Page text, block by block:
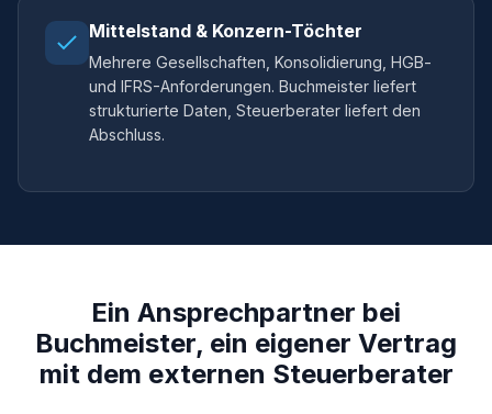
Mittelstand & Konzern-Töchter
Mehrere Gesellschaften, Konsolidierung, HGB-
und IFRS-Anforderungen. Buchmeister liefert
strukturierte Daten, Steuerberater liefert den
Abschluss.
Ein Ansprechpartner bei
Buchmeister, ein eigener Vertrag
mit dem externen Steuerberater